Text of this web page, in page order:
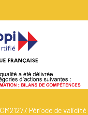
Période de